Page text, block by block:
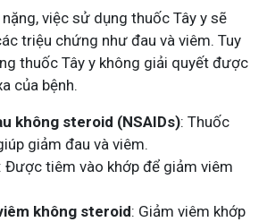
việc sử dụng thuốc Tây y sẽ
triệu chứng như đau và viêm. Tuy
thuốc Tây y không giải quyết được
của bệnh.
không steroid (NSAIDs): Thuốc
giảm đau và viêm.
: Được tiêm vào khớp để giảm viêm
không steroid: Giảm viêm khớp